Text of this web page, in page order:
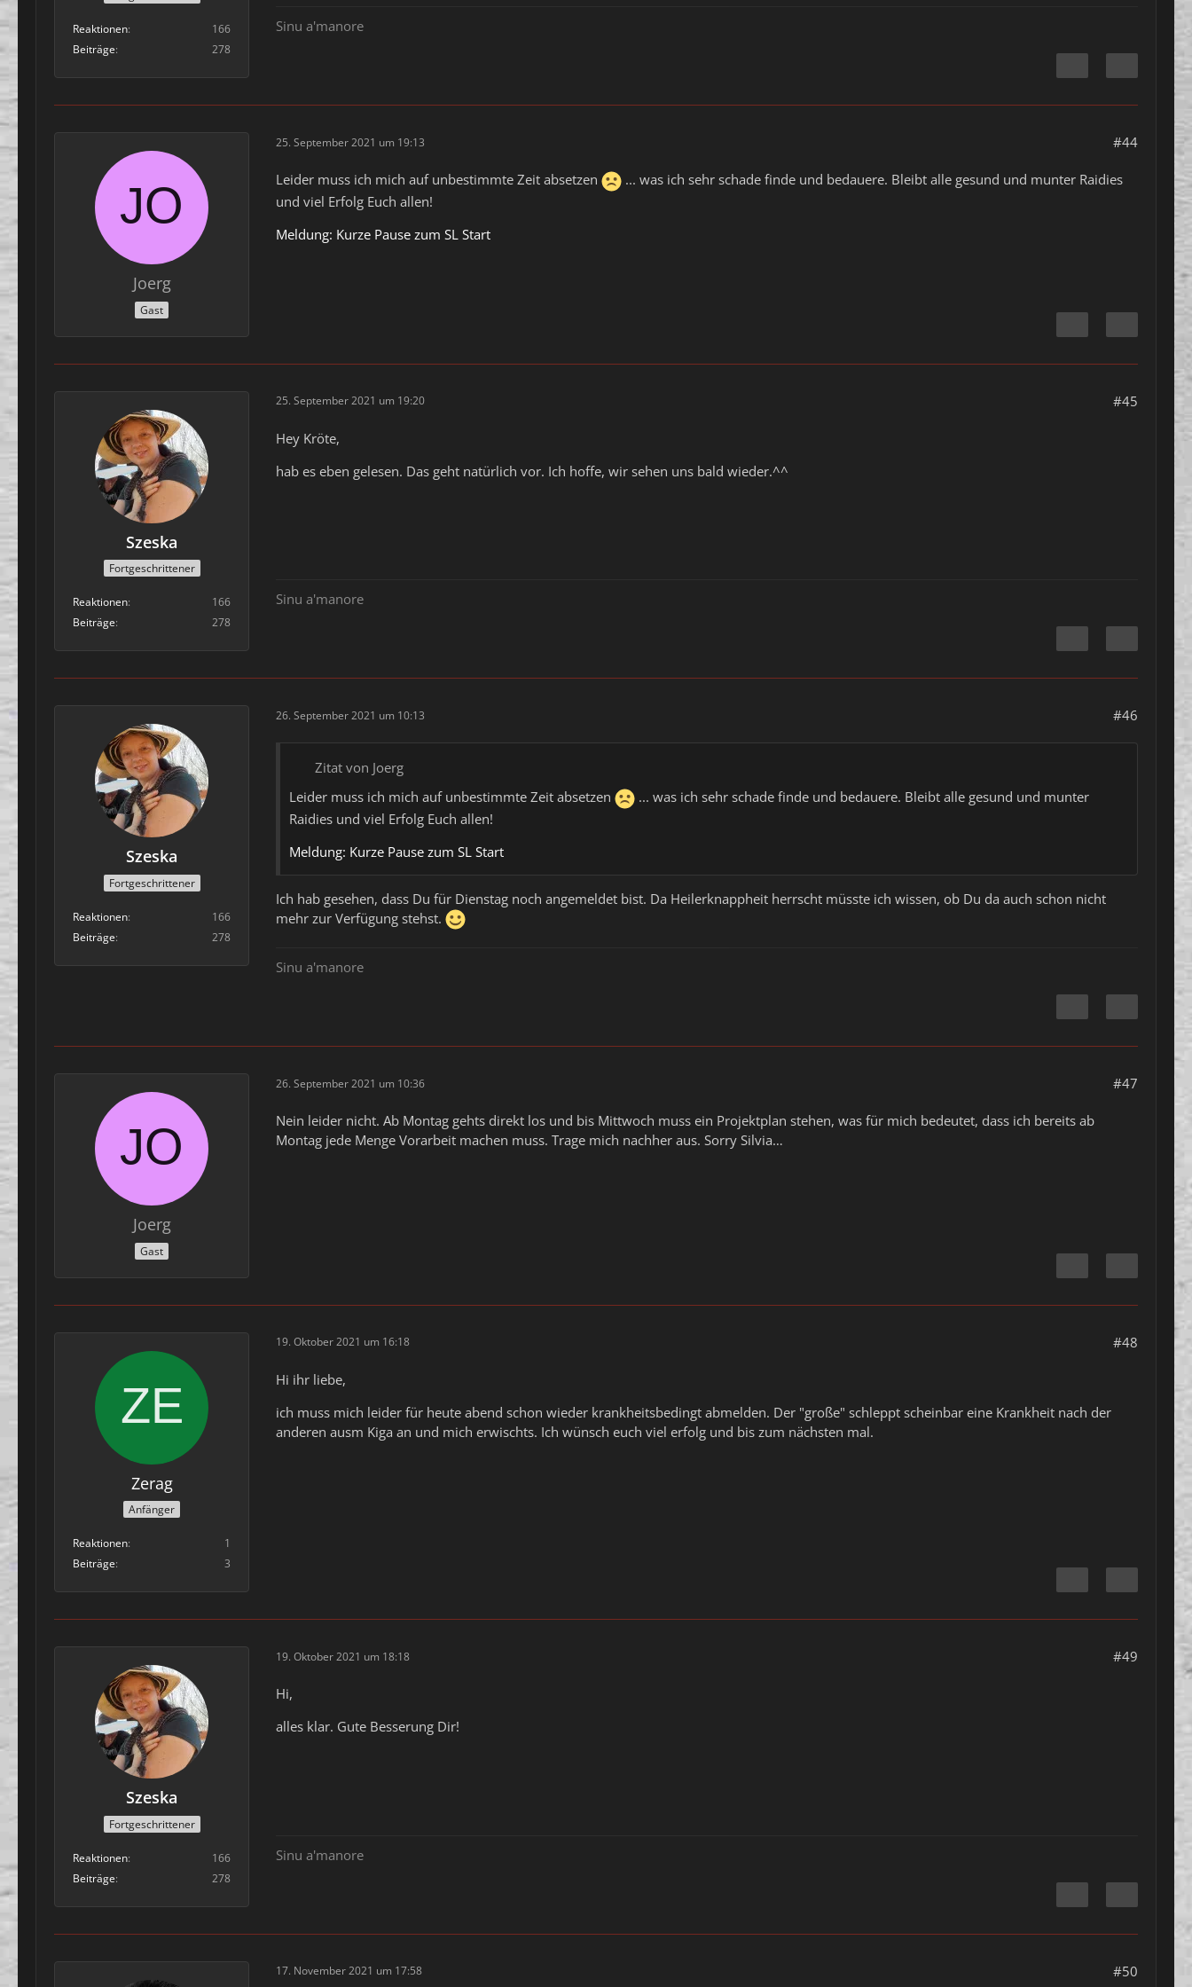
Reaktionen
166
Beiträge
278
Sinu a'manore
Joerg
Gast
25. September 2021 um 19:13 #44
Leider muss ich mich auf unbestimmte Zeit absetzen
... was ich sehr schade finde und bedauere. Bleibt alle gesund und munter Raidies
und viel Erfolg Euch allen!
Meldung: Kurze Pause zum SL Start
Szeska
Fortgeschrittener
Reaktionen
166
Beiträge
278
25. September 2021 um 19:20 #45
Hey Kröte,
hab es eben gelesen. Das geht natürlich vor. Ich hoffe, wir sehen uns bald wieder.^^
Sinu a'manore
Szeska
Fortgeschrittener
Reaktionen
166
Beiträge
278
26. September 2021 um 10:13 #46
Zitat von Joerg
Leider muss ich mich auf unbestimmte Zeit absetzen
... was ich sehr schade finde und bedauere. Bleibt alle gesund und munter
Raidies und viel Erfolg Euch allen!
Meldung: Kurze Pause zum SL Start
Ich hab gesehen, dass Du für Dienstag noch angemeldet bist. Da Heilerknappheit herrscht müsste ich wissen, ob Du da auch schon nicht
mehr zur Verfügung stehst.
Sinu a'manore
Joerg
Gast
26. September 2021 um 10:36 #47
Nein leider nicht. Ab Montag gehts direkt los und bis Mittwoch muss ein Projektplan stehen, was für mich bedeutet, dass ich bereits ab
Montag jede Menge Vorarbeit machen muss. Trage mich nachher aus. Sorry Silvia…
Zerag
Anfänger
Reaktionen
1
Beiträge
3
19. Oktober 2021 um 16:18 #48
Hi ihr liebe,
ich muss mich leider für heute abend schon wieder krankheitsbedingt abmelden. Der "große" schleppt scheinbar eine Krankheit nach der
anderen ausm Kiga an und mich erwischts. Ich wünsch euch viel erfolg und bis zum nächsten mal.
Szeska
Fortgeschrittener
Reaktionen
166
Beiträge
278
19. Oktober 2021 um 18:18 #49
Hi,
alles klar. Gute Besserung Dir!
Sinu a'manore
17. November 2021 um 17:58 #50